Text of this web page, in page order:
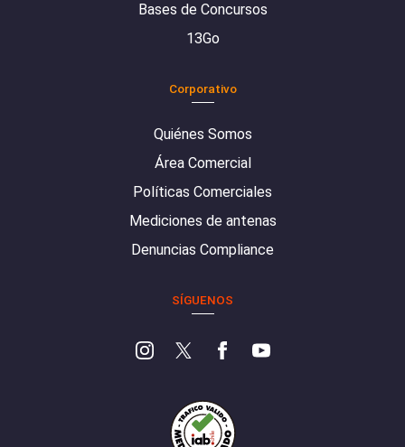
Bases de Concursos
13Go
Corporativo
Quiénes Somos
Área Comercial
Políticas Comerciales
Mediciones de antenas
Denuncias Compliance
SÍGUENOS